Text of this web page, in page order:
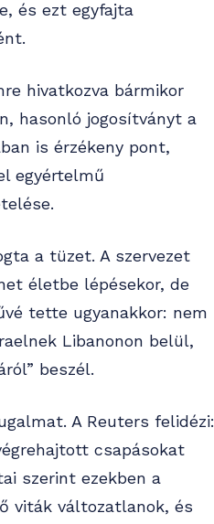
és ezt egyfajta
hivatkozva bármikor
hasonló jogosítványt a
is érzékeny pont,
egyértelmű
a tüzet. A szervezet
életbe lépésekor, de
tette ugyanakkor: nem
Libanonon belül,
beszél.
A Reuters felidézi:
csapásokat
szerint ezekben a
viták változatlanok, és